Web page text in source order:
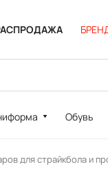
Обувь
для страйкбола и